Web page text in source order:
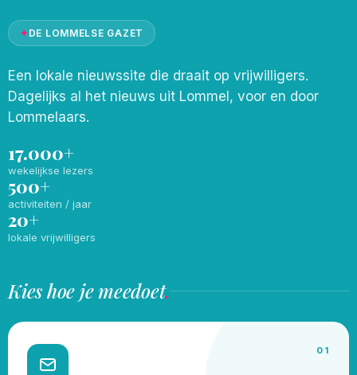
✦DE LOMMELSE GAZET
Een lokale nieuwssite die draait op vrijwilligers.
Dagelijks al het nieuws uit Lommel, voor en door
Lommelaars.
17.000+
wekelijkse lezers
500+
activiteiten / jaar
20+
lokale vrijwilligers
Kies hoe je meedoet.
01